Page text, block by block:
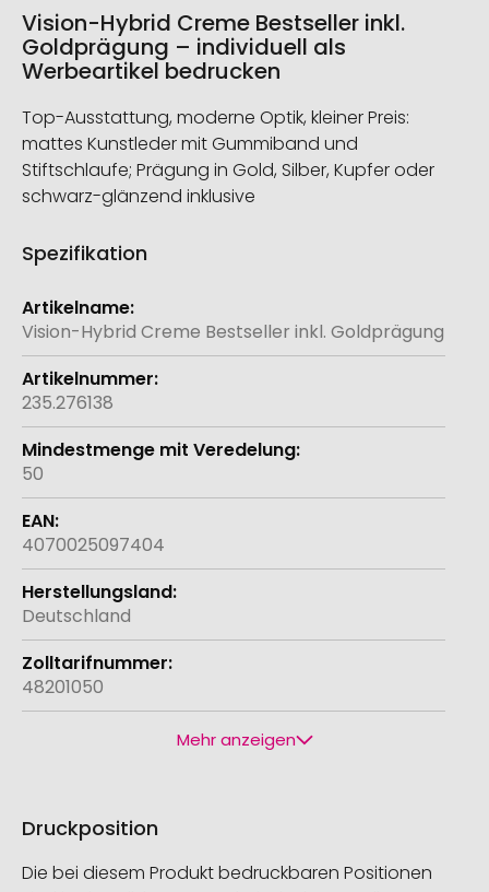
Vision-Hybrid Creme Bestseller inkl.
Goldprägung – individuell als
Werbeartikel bedrucken
Top-Ausstattung, moderne Optik, kleiner Preis:
mattes Kunstleder mit Gummiband und
Stiftschlaufe; Prägung in Gold, Silber, Kupfer oder
schwarz-glänzend inklusive
Spezifikation
Weitere
Informationen
Vision-Hybrid Creme Bestseller inkl. Goldprägung
235.276138
50
4070025097404
Deutschland
48201050
Mehr anzeigen
Druckposition
Die bei diesem Produkt bedruckbaren Positionen